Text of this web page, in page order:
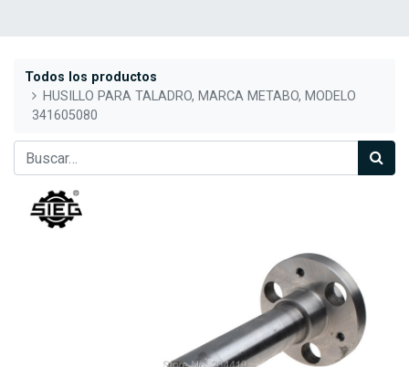
Todos los productos
HUSILLO PARA TALADRO, MARCA METABO, MODELO
341605080